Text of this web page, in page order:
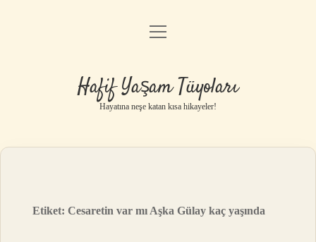
Anasayfa
Yasal Uyarı
menüyü
Hafif Yaşam Tüyoları
Hayatına neşe katan kısa hikayeler!
Etiket:Cesaretin var mı Aşka Gülay kaç yaşında